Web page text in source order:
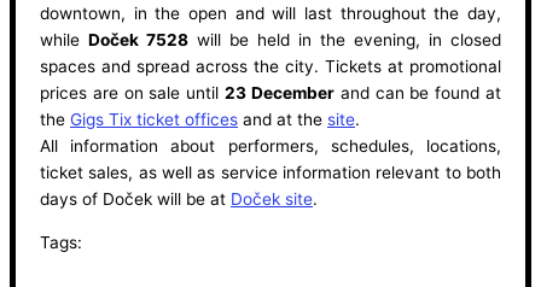
downtown, in the open and will last throughout the day,
while Doček 7528 will be held in the evening, in closed
spaces and spread across the city. Tickets at promotional
prices are on sale until23 Decemberand can be found at
the Gigs Tix ticket offices and at the site.
All information about performers, schedules, locations,
ticket sales, as well as service information relevant to both
days of Doček will be at Doček site.
Tags: